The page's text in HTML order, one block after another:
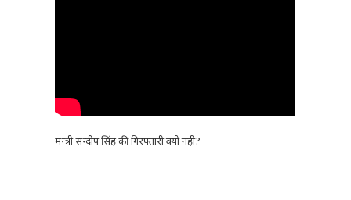
मन्त्री सन्दीप सिंह की गिरफ्तारी क्यो नही?